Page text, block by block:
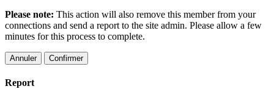
Please note: This action will also remove this member from your
connections and send a report to the site admin. Please allow a few
minutes for this process to complete.
Confirmer
Report